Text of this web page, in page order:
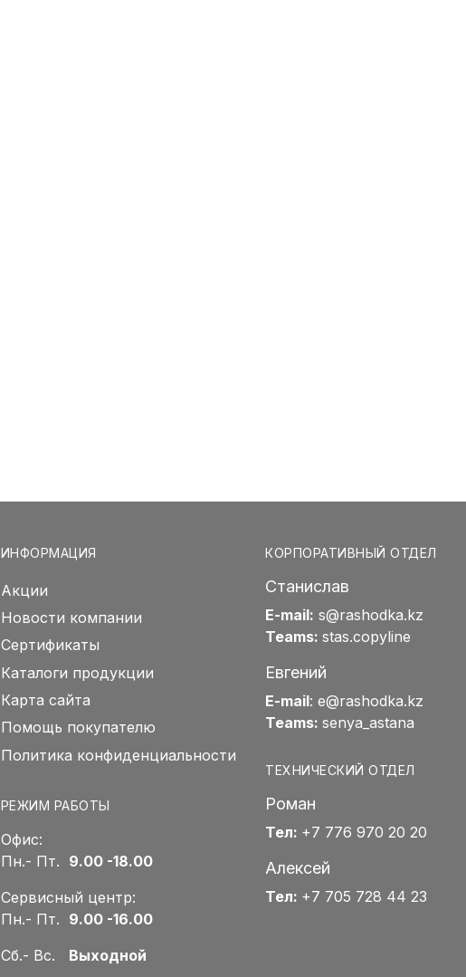
ИНФОРМАЦИЯ
Акции
Новости компании
Сертификаты
Каталоги продукции
Карта сайта
Помощь покупателю
Политика конфиденциальности
РЕЖИМ РАБОТЫ
Офис:
Пн.- Пт. 9.00 -18.00
Сервисный центр:
Пн.- Пт. 9.00 -16.00
Сб.- Вс. Выходной
КОРПОРАТИВНЫЙ ОТДЕЛ
Станислав
E-mail: s@rashodka.kz
Teams: stas.copyline
Евгений
E-mail: e@rashodka.kz
Teams: senya_astana
ТЕХНИЧЕСКИЙ ОТДЕЛ
Роман
Тел: +7 776 970 20 20
Алексей
Тел: +7 705 728 44 23